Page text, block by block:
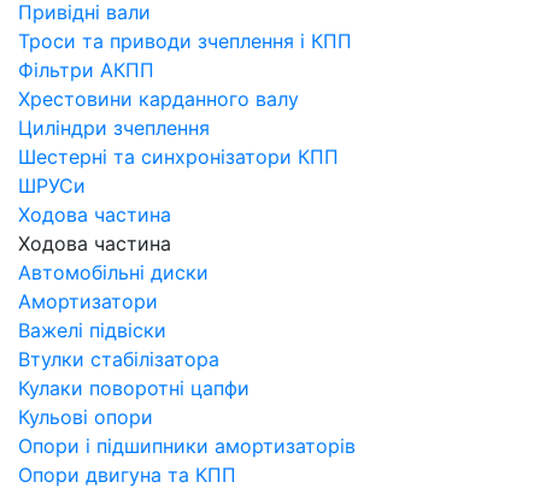
Привідні вали
Троси та приводи зчеплення і КПП
Фільтри АКПП
Хрестовини карданного валу
Циліндри зчеплення
Шестерні та синхронізатори КПП
ШРУСи
Ходова частина
Ходова частина
Автомобільні диски
Амортизатори
Важелі підвіски
Втулки стабілізатора
Кулаки поворотні цапфи
Кульові опори
Опори і підшипники амортизаторів
Опори двигуна та КПП